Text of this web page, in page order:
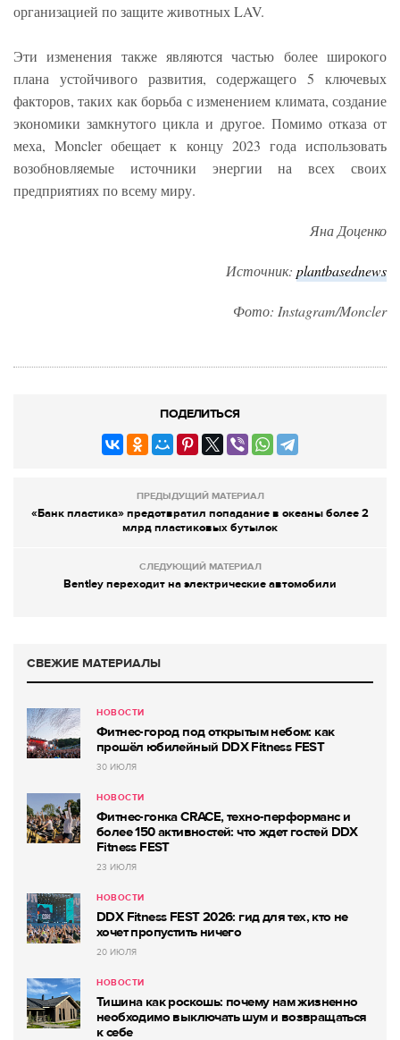
организацией по защите животных LAV.
Эти изменения также являются частью более широкого
плана устойчивого развития, содержащего 5 ключевых
факторов, таких как борьба с изменением климата, создание
экономики замкнутого цикла и другое. Помимо отказа от
меха, Moncler обещает к концу 2023 года использовать
возобновляемые источники энергии на всех своих
предприятиях по всему миру.
Яна Доценко
Источник: plantbasednews
Фото: Instagram/Moncler
ПОДЕЛИТЬСЯ
ПРЕДЫДУЩИЙ МАТЕРИАЛ
«Банк пластика» предотвратил попадание в океаны более 2
млрд пластиковых бутылок
СЛЕДУЮЩИЙ МАТЕРИАЛ
Bentley переходит на электрические автомобили
СВЕЖИЕ МАТЕРИАЛЫ
НОВОСТИ
Фитнес-город под открытым небом: как
прошёл юбилейный DDX Fitness FEST
30 ИЮЛЯ
НОВОСТИ
Фитнес-гонка CRACE, техно-перформанс и
более 150 активностей: что ждет гостей DDX
Fitness FEST
23 ИЮЛЯ
НОВОСТИ
DDX Fitness FEST 2026: гид для тех, кто не
хочет пропустить ничего
20 ИЮЛЯ
НОВОСТИ
Тишина как роскошь: почему нам жизненно
необходимо выключать шум и возвращаться
к себе